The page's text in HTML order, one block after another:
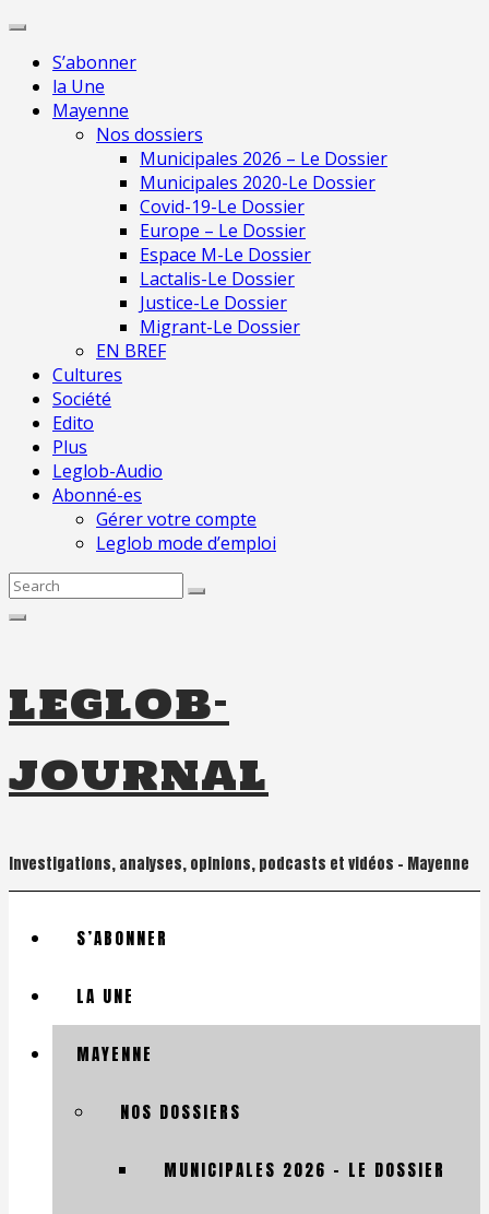
Skip
contentS’abonner
la Une
Mayenne
Nos dossiers
Municipales 2026 – Le Dossier
Municipales 2020-Le Dossier
Covid-19-Le Dossier
Europe – Le Dossier
Espace M-Le Dossier
Lactalis-Le Dossier
Justice-Le Dossier
Migrant-Le Dossier
EN BREF
Cultures
Société
Edito
Plus
Leglob-Audio
Abonné-es
Gérer votre compte
Leglob mode d’emploi
Search
leglob-
journal
Investigations, analyses, opinions, podcasts et vidéos – Mayenne
S’ABONNER
LA UNE
MAYENNE
NOS DOSSIERS
MUNICIPALES 2026 – LE DOSSIER